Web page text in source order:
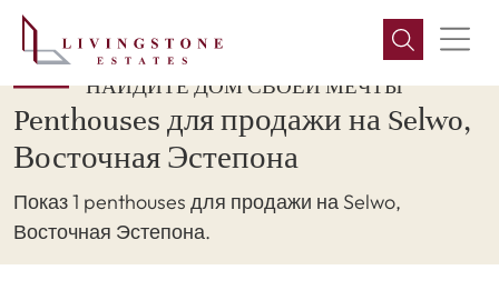
НАЙДИТЕ ДОМ СВОЕЙ МЕЧТЫ
Penthouses для продажи на Selwo,
Восточная Эстепона
Показ 1 penthouses для продажи на Selwo,
Восточная Эстепона.